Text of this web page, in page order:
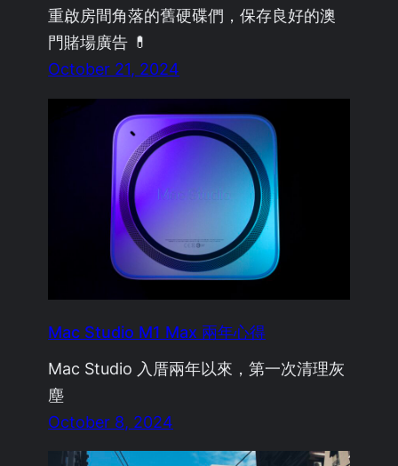
重啟房間角落的舊硬碟們，保存良好的澳
門賭場廣告 💊
October 21, 2024
Mac Studio M1 Max 兩年心得
Mac Studio 入厝兩年以來，第一次清理灰
塵
October 8, 2024